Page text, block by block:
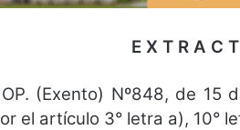
E X T R A C
(Exento) Nº848, de 15
el artículo 3° letra a), 10°